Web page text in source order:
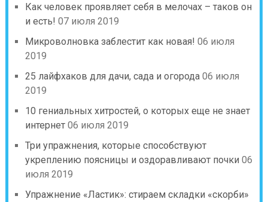
Как человек проявляет себя в мелочах – таков он
и есть! 07 июля 2019
Микроволновка заблестит как новая! 06 июля
2019
25 лайфхаков для дачи, сада и огорода 06 июля
2019
10 гениальных хитростей, о которых еще не знает
интернет 06 июля 2019
Три упражнения, которые способствуют
укреплению поясницы и оздоравливают почки 06
июля 2019
Упражнение «Ластик»: стираем складки «скорби»